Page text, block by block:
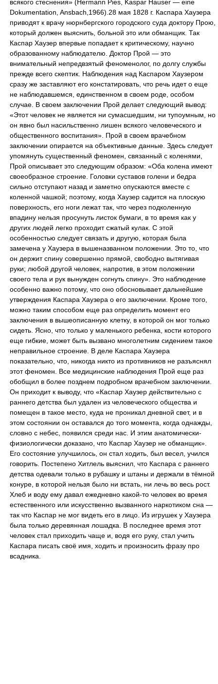
всякого стеснения» (Hermann Pies, Kaspar Hauser — eine
Dokumentation, Ansbach,1966).28 мая 1828 г. Каспара Хаузера
приводят к врачу нюрнбергского городского суда доктору Прою,
который должен выяснить, больной это или обманщик. Так
Каспар Хаузер впервые попадает к критическому, научно
образованному наблюдателю. Доктор Прой — это
внимательный непредвзятый феноменолог, по долгу службы
прежде всего скептик. Наблюдения над Каспаром Хаузером
сразу же заставляют его констатировать, что речь идет о еще
не наблюдавшемся, единственном в своем роде, особом
случае. В своем заключении Прой делает следующий вывод:
«Этот человек не является ни сумасшедшим, ни тупоумным, но
он явно был насильственно лишен всякого человеческого и
общественного воспитания». Прой в своем врачебном
заключении опирается на объективные данные. Здесь следует
упомянуть существенный феномен, связанный с коленями,
Прой описывает это следующим образом: «Оба колена имеют
своеобразное строение. Головки суставов голени и бедра
сильно отступают назад и заметно опускаются вместе с
коленной чашкой; поэтому, когда Хаузер садится на плоскую
поверхность, его ноги лежат так, что через подколенную
впадину нельзя просунуть листок бумаги, в то время как у
других людей легко проходит сжатый кулак. С этой
особенностью следует связать и другую, которая была
замечена у Хаузера в вышеназванном положении. Это то, что
он держит спину совершенно прямой, свободно вытягивая
руки; любой другой человек, напротив, в этом положении
своего тела и рук вынужден согнуть спину». Это наблюдение
особенно важно потому, что оно обосновывает дальнейшие
утверждения Каспара Хаузера о его заключении. Кроме того,
можно таким способом еще раз определить момент его
заключения в вышеописанную клетку, в которой он мог только
сидеть. Ясно, что только у маленького ребенка, кости которого
еще гибкие, может быть вызвано многолетним сидением такое
неправильное строение. В деле Каспара Хаузера
показательно, что, никогда никто из противников не разъяснял
этот феномен. Все медицинские наблюдения Прой еще раз
обобщил в более позднем подробном врачебном заключении.
Он приходит к выводу, что «Каспар Хаузер действительно с
раннего детства был удален из человеческого общества и
помещен в такое место, куда не проникал дневной свет, и в
этом состоянии он оставался до того момента, когда однажды,
словно с небес, появился среди нас. И этим анатомически-
физиологически доказано, что Каспар Хаузер не обманщик».
Его состояние улучшилось, он стал ходить, был весел, учился
говорить. Постепено Хитлель выяснил, что Каспара с раннего
детства одевали только в рубашку и штаны и держали в тёмной
конуре, в которой нельзя было ни встать, ни лечь во весь рост.
Хлеб и воду ему давал ежедневно какой-то человек во время
естественного или искусственно вызванного наркотиком сна —
так что Каспар не мог видеть его в лицо. Из игрушек у Хаузера
была только деревянная лошадка. В последнее время этот
человек стал приходить чаще и, водя его руку, стал учить
Каспара писать своё имя, ходить и произносить фразу про
всадника.